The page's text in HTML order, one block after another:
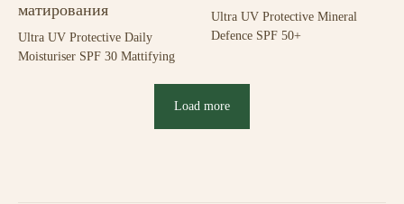
матирования
Ultra UV Protective Daily
Moisturiser SPF 30 Mattifying
Ultra UV Protective Mineral
Defence SPF 50+
Load more